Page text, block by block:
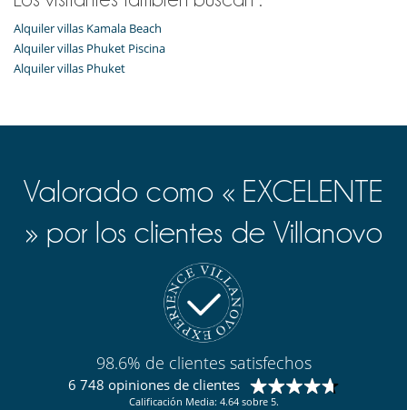
Alquiler villas Kamala Beach
Alquiler villas Phuket Piscina
Alquiler villas Phuket
Valorado como « EXCELENTE
» por los clientes de Villanovo
98.6% de clientes satisfechos
6 748 opiniones de clientes
Calificación Media: 4.64 sobre 5.